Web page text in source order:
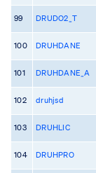
99 DRUDO2_T
100 DRUHDANE
101 DRUHDANE_A
102 druhjsd
103 DRUHLIC
104 DRUHPRO